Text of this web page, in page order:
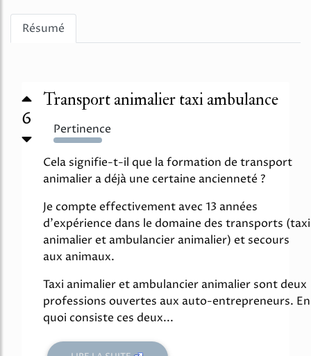
Résumé
6
Transport animalier taxi ambulance
Pertinence
3349%
Cela signifie-t-il que la formation de transport
animalier a déjà une certaine ancienneté ?
Je compte effectivement avec 13 années
d'expérience dans le domaine des transports (taxi
animalier et ambulancier animalier) et secours
aux animaux.
Taxi animalier et ambulancier animalier sont deux
professions ouvertes aux auto-entrepreneurs. En
quoi consiste ces deux...